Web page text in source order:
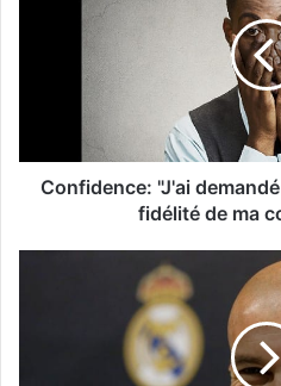
Confidence: "J'ai
fidélité de ma